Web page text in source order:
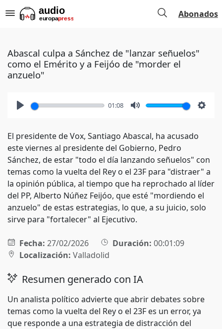
Abonados
Abascal culpa a Sánchez de "lanzar señuelos"
como el Emérito y a Feijóo de "morder el
anzuelo"
01:08
El presidente de Vox, Santiago Abascal, ha acusado
este viernes al presidente del Gobierno, Pedro
Sánchez, de estar "todo el día lanzando señuelos" con
temas como la vuelta del Rey o el 23F para "distraer" a
la opinión pública, al tiempo que ha reprochado al líder
del PP, Alberto Núñez Feijóo, que esté "mordiendo el
anzuelo" de estas estrategias, lo que, a su juicio, solo
sirve para "fortalecer" al Ejecutivo.
Fecha: 27/02/2026 Duración: 00:01:09
Localización: Valladolid
Resumen generado con IA
Un analista político advierte que abrir debates sobre
temas como la vuelta del Rey o el 23F es un error, ya
que responde a una estrategia de distracción del